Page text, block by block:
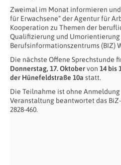
Zweimal im Monat informieren
für Erwachsene“ der Agentur für
Kooperation zu Themen der
Qualifizierung und
Berufsinformationszentrums (BIZ)
Die nächste Offene Sprechstunde
Donnerstag, 17. Oktobervon 14 bis
der Hünefeldstraße 10a statt.
Die Teilnahme ist ohne
Veranstaltung beantwortet das
2828-460.